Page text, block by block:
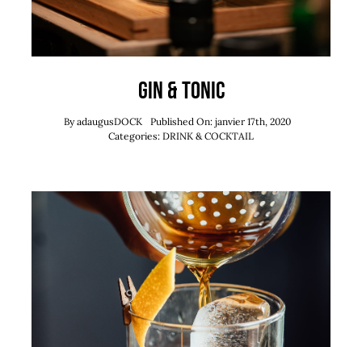
Gin & Tonic
ByadaugusDOCK
Published On: janvier 17th, 2020
Categories: DRINK & COCKTAIL